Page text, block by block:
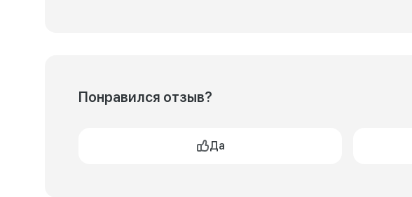
Понравился отзыв?
Да